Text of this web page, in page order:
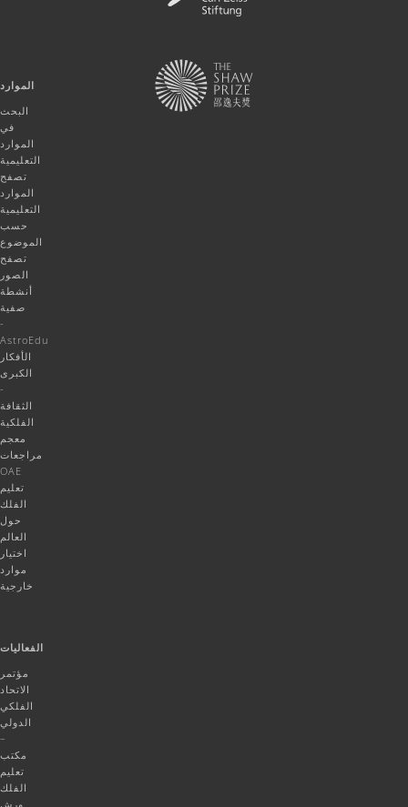
الموارد
البحث
في
الموارد
التعليمية
تصفح
الموارد
التعليمية
حسب
الموضوع
تصفح
الصور
أنشطة
صفية
-
AstroEdu
الأفكار
الكبرى
-
الثقافة
الفلكية
معجم
مراجعات
OAE
تعليم
الفلك
حول
العالم
اختيار
موارد
خارجية
الفعاليات
مؤتمر
الاتحاد
الفلكي
الدولي
–
مكتب
تعليم
الفلك
ورش